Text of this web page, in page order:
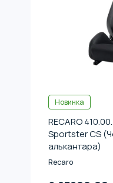
Новинка
RECARO
Sportster CS
алькантара)
Recaro